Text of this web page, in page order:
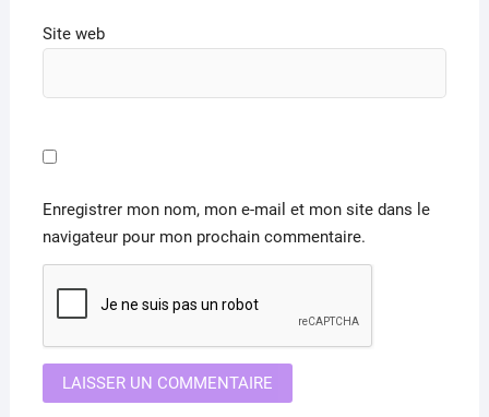
Site web
Enregistrer mon nom, mon e-mail et mon site dans le
navigateur pour mon prochain commentaire.